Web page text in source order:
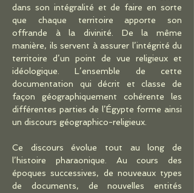
dans son intégralité et de faire en sorte
que chaque territoire apporte son
offrande à la divinité. De la même
manière, ils servent à assurer l’intégrité du
territoire d’un point de vue religieux et
idéologique. L’ensemble de cette
documentation qui décrit et classe de
façon géographiquement cohérente les
différentes parties de l’Égypte forme ainsi
un discours géographico-religieux.
Ce discours évolue tout au long de
l’histoire pharaonique. Au cours des
époques successives, de nouveaux types
de documents, de nouvelles entités